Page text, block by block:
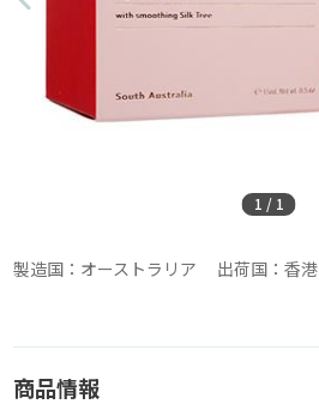
1 / 1
製造国：オーストラリア 出荷国：香港
商品情報